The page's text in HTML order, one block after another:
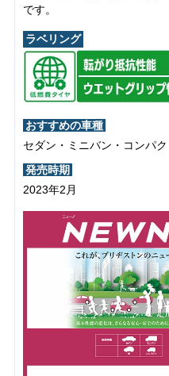
です。
ラベリング
おすすめの車種
セダン・ミニバン・コンパ
発売時期
2023年2月